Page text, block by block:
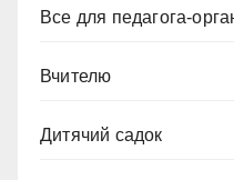
Все для педагога-
Вчителю
Дитячий садок